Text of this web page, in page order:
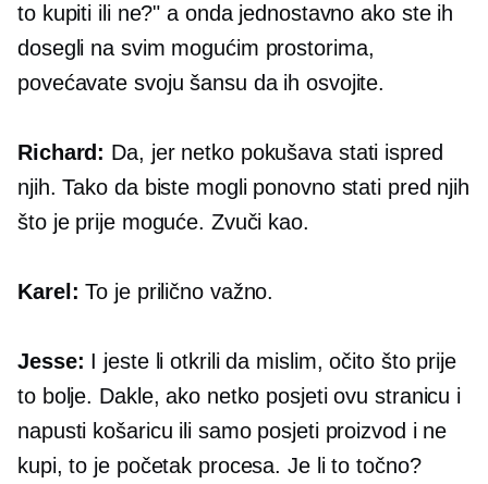
to kupiti ili ne?" a onda jednostavno ako ste ih
dosegli na svim mogućim prostorima,
povećavate svoju šansu da ih osvojite.
Richard: Da, jer netko pokušava stati ispred
njih. Tako da biste mogli ponovno stati pred njih
što je prije moguće. Zvuči kao.
Karel: To je prilično važno.
Jesse: I jeste li otkrili da mislim, očito što prije
to bolje. Dakle, ako netko posjeti ovu stranicu i
napusti košaricu ili samo posjeti proizvod i ne
kupi, to je početak procesa. Je li to točno?